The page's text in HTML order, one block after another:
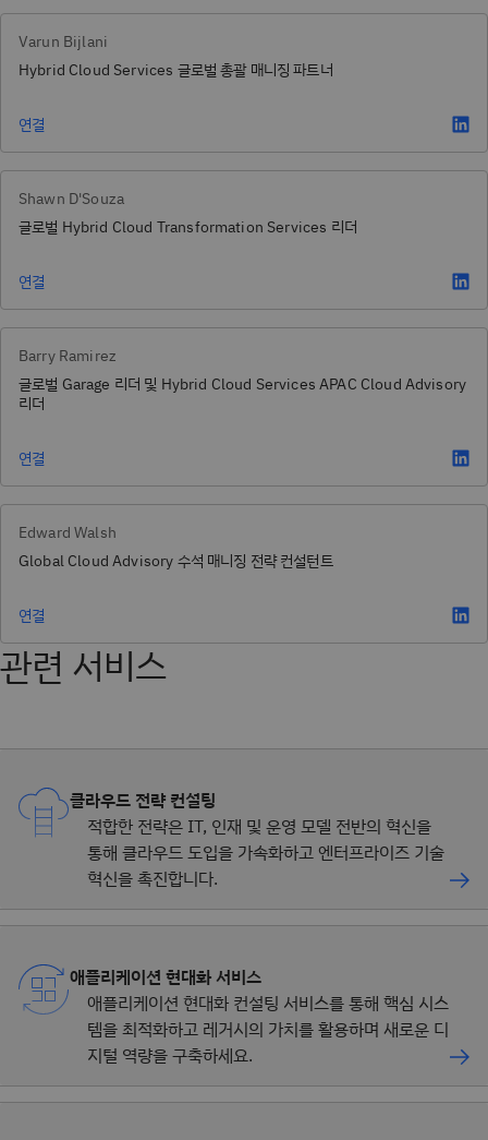
Varun Bijlani
Hybrid Cloud Services 글로벌 총괄 매니징 파트너
연결
Shawn D'Souza
글로벌 Hybrid Cloud Transformation Services 리더
연결
Barry Ramirez
글로벌 Garage 리더 및 Hybrid Cloud Services APAC Cloud Advisory
리더
연결
Edward Walsh
Global Cloud Advisory 수석 매니징 전략 컨설턴트
연결
관련 서비스
클라우드 전략 컨설팅
적합한 전략은 IT, 인재 및 운영 모델 전반의 혁신을
통해 클라우드 도입을 가속화하고 엔터프라이즈 기술
혁신을 촉진합니다.
애플리케이션 현대화 서비스
애플리케이션 현대화 컨설팅 서비스를 통해 핵심 시스
템을 최적화하고 레거시의 가치를 활용하며 새로운 디
지털 역량을 구축하세요.